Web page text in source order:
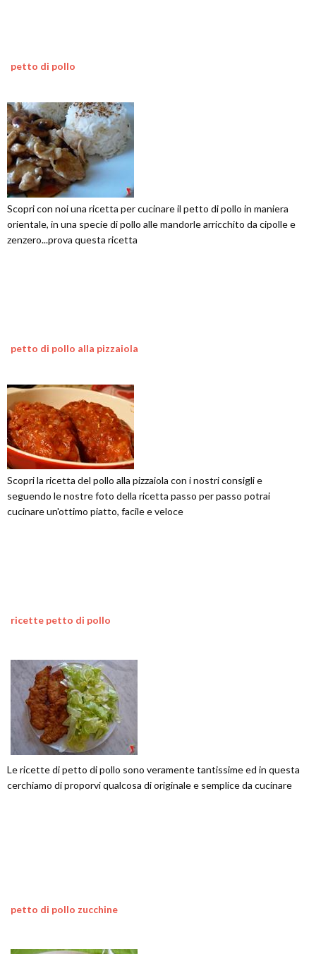
petto di pollo
Scopri con noi una ricetta per cucinare il petto di pollo in maniera
orientale, in una specie di pollo alle mandorle arricchito da cipolle e
zenzero...prova questa ricetta
petto di pollo alla pizzaiola
Scopri la ricetta del pollo alla pizzaiola con i nostri consigli e
seguendo le nostre foto della ricetta passo per passo potrai
cucinare un'ottimo piatto, facile e veloce
ricette petto di pollo
Le ricette di petto di pollo sono veramente tantissime ed in questa
cerchiamo di proporvi qualcosa di originale e semplice da cucinare
petto di pollo zucchine